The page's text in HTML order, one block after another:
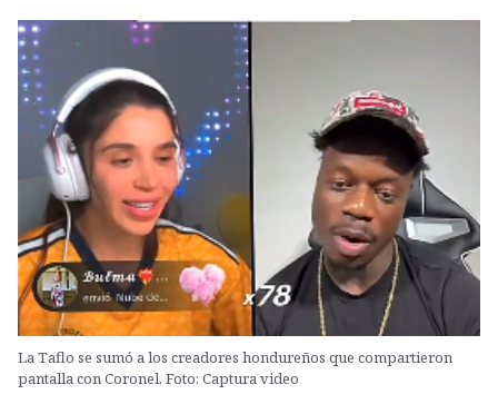
La Taflo se sumó a los creadores hondureños que compartieron
pantalla con Coronel. Foto: Captura video